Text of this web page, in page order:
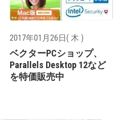
2017年01月26日( 木 )
ベクターPCショップ、
Parallels Desktop 12など
を特価販売中